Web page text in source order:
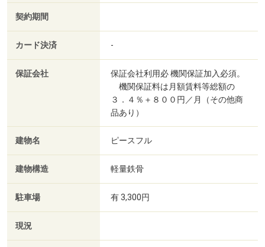
契約期間
カード決済 -
保証会社
保証会社利用必 機関保証加入必須。
機関保証料は月額賃料等総額の
３．４％＋８００円／月（その他商
品あり）
建物名 ピースフル
建物構造 軽量鉄骨
駐車場 有 3,300円
現況